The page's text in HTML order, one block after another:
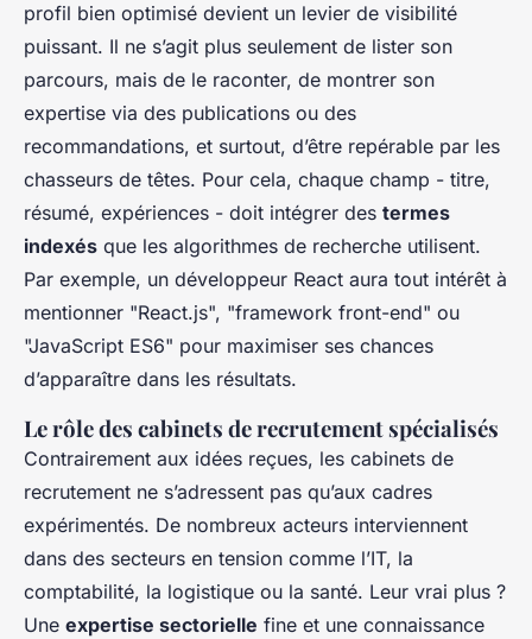
profil bien optimisé devient un levier de visibilité
puissant. Il ne s’agit plus seulement de lister son
parcours, mais de le raconter, de montrer son
expertise via des publications ou des
recommandations, et surtout, d’être repérable par les
chasseurs de têtes. Pour cela, chaque champ - titre,
résumé, expériences - doit intégrer des termes
indexés que les algorithmes de recherche utilisent.
Par exemple, un développeur React aura tout intérêt à
mentionner "React.js", "framework front-end" ou
"JavaScript ES6" pour maximiser ses chances
d’apparaître dans les résultats.
Le rôle des cabinets de recrutement spécialisés
Contrairement aux idées reçues, les cabinets de
recrutement ne s’adressent pas qu’aux cadres
expérimentés. De nombreux acteurs interviennent
dans des secteurs en tension comme l’IT, la
comptabilité, la logistique ou la santé. Leur vrai plus ?
Une expertise sectorielle fine et une connaissance